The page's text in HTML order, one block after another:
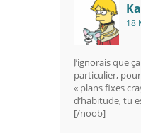
18
J’ignorais que
particulier,
« plans fixes
d’habitude, tu
[/noob]